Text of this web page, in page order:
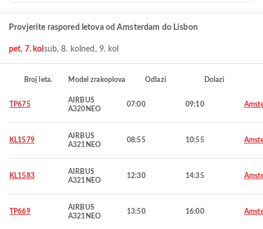
Provjerite raspored letova od Amsterdam do Lisbon
pet, 7. kol sub, 8. kol ned, 9. kol
Broj leta. Model zrakoplova Odlazi Dolazi
TP675
AIRBUS
A320NEO
07:00 09:10
KL1579
AIRBUS
A321NEO
08:55 10:55
KL1583
AIRBUS
A321NEO
12:30 14:35
TP669
AIRBUS
A321NEO
13:50 16:00